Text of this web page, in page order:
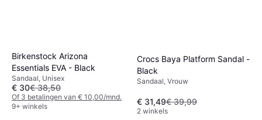
Birkenstock Arizona
Essentials EVA - Black
Sandaal, Unisex
€ 30€ 38,50
Of 3 betalingen van € 10,00/mnd.
9+ winkels
Crocs Baya Platform Sandal -
Black
Sandaal, Vrouw
€ 31,49€ 39,99
2 winkels